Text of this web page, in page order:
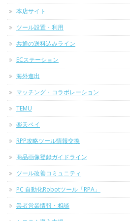
本店サイト
ツール設置・利用
共通の送料込みライン
ECステーション
海外進出
マッチング・コラボレーション
TEMU
楽天ペイ
RPP攻略ツール情報交換
商品画像登録ガイドライン
ツール改善コミュニティ
PC 自動化Robotツール「RPA」
業者営業情報・相談